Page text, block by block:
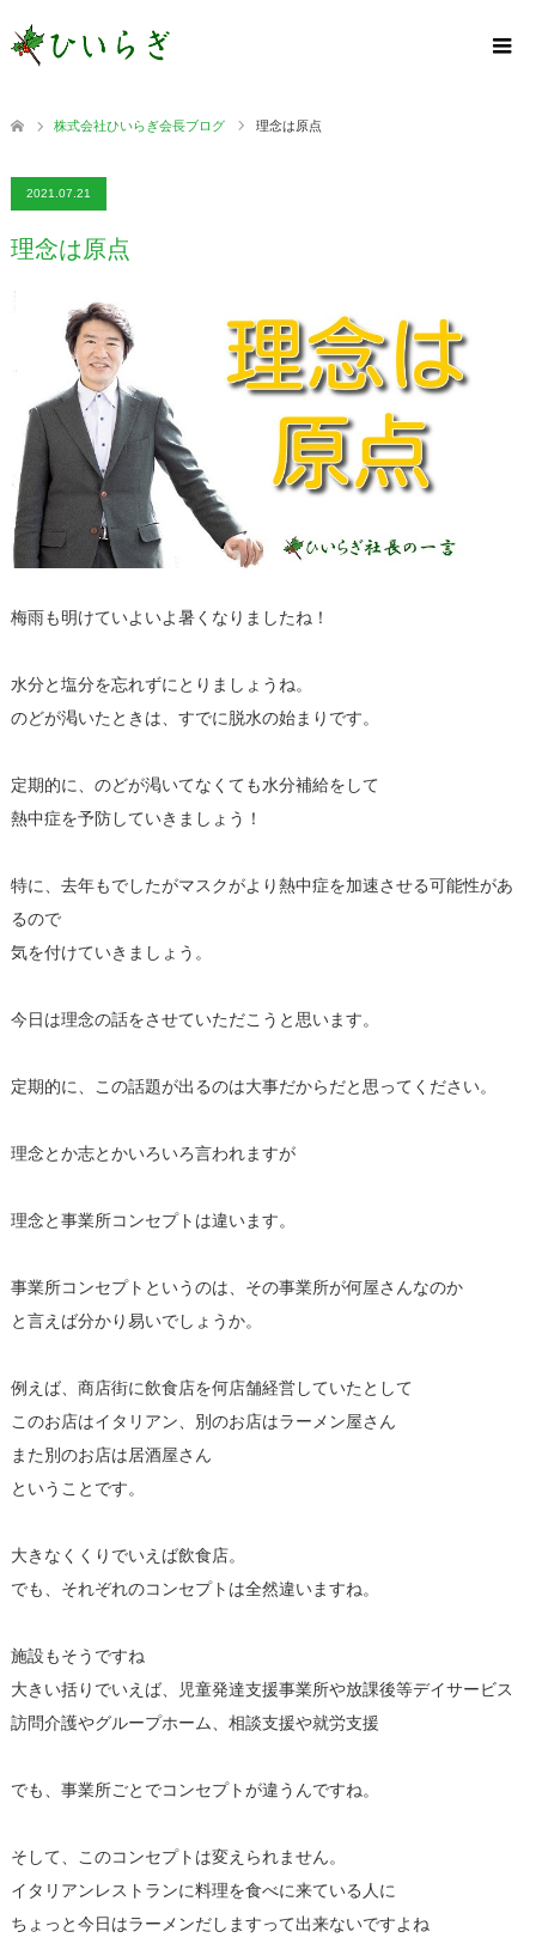
株式会社ひいらぎ会長ブログ 理念は原点
2021.07.21
理念は原点
梅雨も明けていよいよ暑くなりましたね！
水分と塩分を忘れずにとりましょうね。
のどが渇いたときは、すでに脱水の始まりです。
定期的に、のどが渇いてなくても水分補給をして
熱中症を予防していきましょう！
特に、去年もでしたがマスクがより熱中症を加速させる可能性があ
るので
気を付けていきましょう。
今日は理念の話をさせていただこうと思います。
定期的に、この話題が出るのは大事だからだと思ってください。
理念とか志とかいろいろ言われますが
理念と事業所コンセプトは違います。
事業所コンセプトというのは、その事業所が何屋さんなのか
と言えば分かり易いでしょうか。
例えば、商店街に飲食店を何店舗経営していたとして
このお店はイタリアン、別のお店はラーメン屋さん
また別のお店は居酒屋さん
ということです。
大きなくくりでいえば飲食店。
でも、それぞれのコンセプトは全然違いますね。
施設もそうですね
大きい括りでいえば、児童発達支援事業所や放課後等デイサービス
訪問介護やグループホーム、相談支援や就労支援
でも、事業所ごとでコンセプトが違うんですね。
そして、このコンセプトは変えられません。
イタリアンレストランに料理を食べに来ている人に
ちょっと今日はラーメンだしますって出来ないですよね